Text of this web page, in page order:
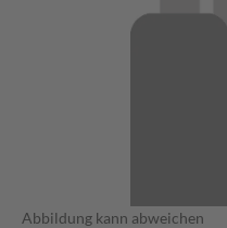
Abbildung kann abweichen